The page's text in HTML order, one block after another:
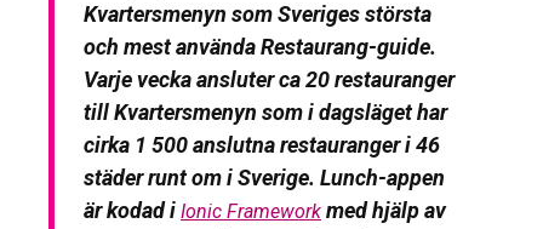
Kvartersmenyn som Sveriges största
och mest använda Restaurang-guide.
Varje vecka ansluter ca 20 restauranger
till Kvartersmenyn som i dagsläget har
cirka 1 500 anslutna restauranger i 46
städer runt om i Sverige. Lunch-appen
är kodad i Ionic Framework med hjälp av